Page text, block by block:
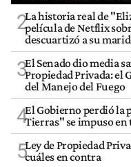
2La historia real de
película de Netflix
descuartizó a su
3El Senado dio media
Propiedad Privada: el
del Manejo del Fuego
4El Gobierno perdió la
Tierras" se impuso
5Ley de Propiedad
cuáles en contra